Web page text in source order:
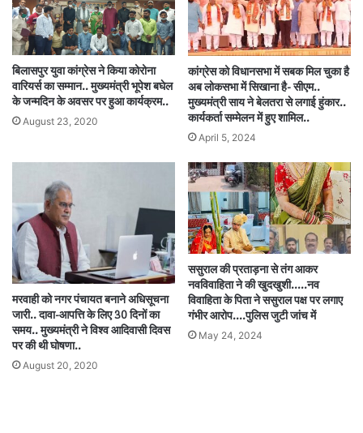
बिलासपुर युवा कांग्रेस ने किया कोरोना
वारियर्स का सम्मान.. मुख्यमंत्री भूपेश बघेल
के जन्मदिन के अवसर पर हुआ कार्यक्रम..
August 23, 2020
कांग्रेस को विधानसभा में सबक मिल चुका है
अब लोकसभा में सिखाना है- सीएम..
मुख्यमंत्री साय ने बेलतरा से लगाई हुंकार..
कार्यकर्ता सम्मेलन में हुए शामिल..
April 5, 2024
मरवाही को नगर पंचायत बनाने अधिसूचना
जारी.. दावा-आपत्ति के लिए 30 दिनों का
समय.. मुख्यमंत्री ने विश्व आदिवासी दिवस
पर की थी घोषणा..
August 20, 2020
ससुराल की प्रताड़ना से तंग आकर
नवविवाहिता ने की खुदखुशी…..नव
विवाहिता के पिता ने ससुराल पक्ष पर लगाए
गंभीर आरोप….पुलिस जुटी जांच में
May 24, 2024